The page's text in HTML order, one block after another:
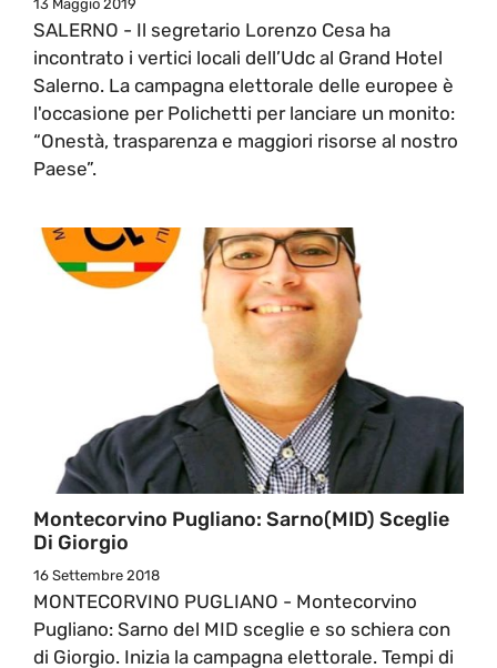
13 Maggio 2019
SALERNO - Il segretario Lorenzo Cesa ha
incontrato i vertici locali dell’Udc al Grand Hotel
Salerno. La campagna elettorale delle europee è
l'occasione per Polichetti per lanciare un monito:
“Onestà, trasparenza e maggiori risorse al nostro
Paese”.
Montecorvino Pugliano: Sarno(MID) Sceglie
Di Giorgio
16 Settembre 2018
MONTECORVINO PUGLIANO - Montecorvino
Pugliano: Sarno del MID sceglie e so schiera con
di Giorgio. Inizia la campagna elettorale. Tempi di